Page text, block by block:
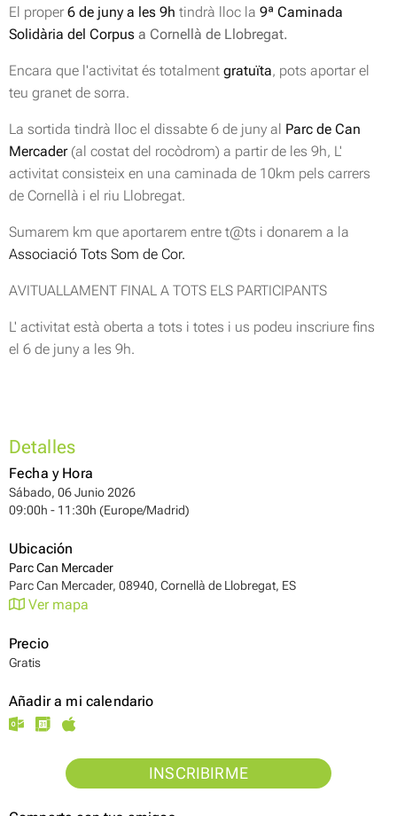
El proper 6 de juny a les 9h tindrà lloc la 9ª Caminada
Solidària del Corpus a Cornellà de Llobregat.
Encara que l'activitat és totalment gratuïta, pots aportar el
teu granet de sorra.
La sortida tindrà lloc el dissabte 6 de juny al Parc de Can
Mercader (al costat del rocòdrom) a partir de les 9h, L'
activitat consisteix en una caminada de 10km pels carrers
de Cornellà i el riu Llobregat.
Sumarem km que aportarem entre t@ts i donarem a la
Associació Tots Som de Cor.
AVITUALLAMENT FINAL A TOTS ELS PARTICIPANTS
L' activitat està oberta a tots i totes i us podeu inscriure fins
el 6 de juny a les 9h.
Detalles
Fecha y Hora
Sábado, 06 Junio 2026
09:00h - 11:30h (Europe/Madrid)
Ubicación
Parc Can Mercader
Parc Can Mercader, 08940, Cornellà de Llobregat, ES
Ver mapa
Precio
Gratis
Añadir a mi calendario
INSCRIBIRME